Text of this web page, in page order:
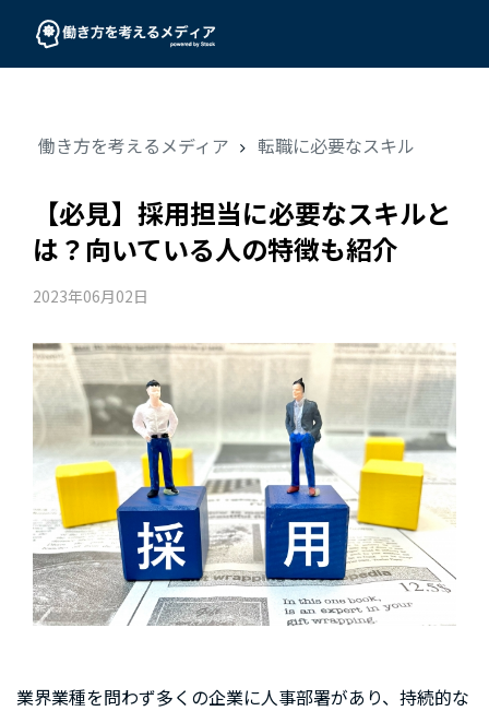
働き方を考えるメディア 転職に必要なスキル
【必見】採用担当に必要なスキルと
は？向いている人の特徴も紹介
2023年06月02日
業界業種を問わず多くの企業に人事部署があり、持続的な